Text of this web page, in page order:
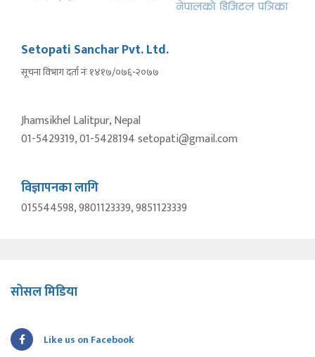
Setopati Sanchar Pvt. Ltd.
सूचना विभाग दर्ता नंः १४१७/०७६-२०७७
Jhamsikhel Lalitpur, Nepal
01-5429319, 01-5428194 setopati@gmail.com
विज्ञापनका लागि
015544598, 9801123339, 9851123339
सोसल मिडिया
Like us on Facebook